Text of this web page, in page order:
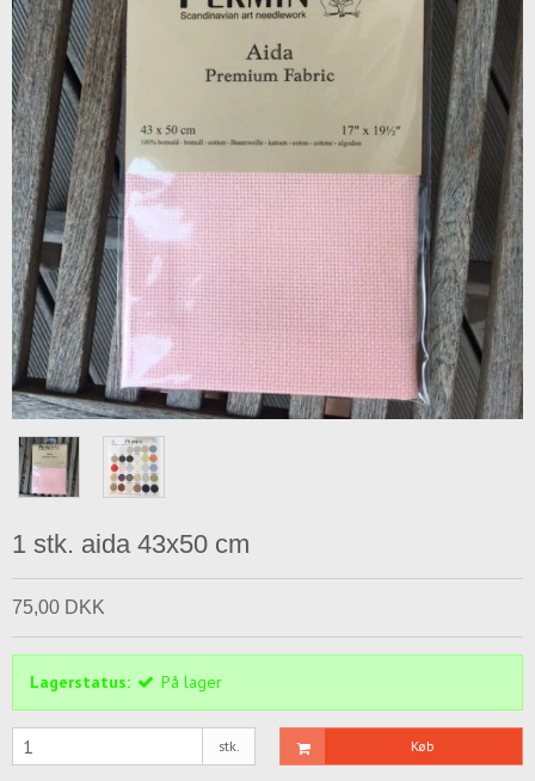
1 stk. aida 43x50 cm
75,00 DKK
Lagerstatus: På lager
stk. Køb